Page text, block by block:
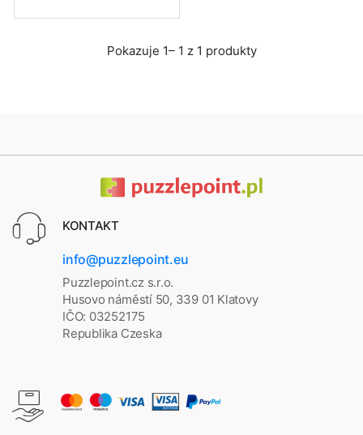
Pokazuje 1– 1 z 1 produkty
KONTAKT
info@puzzlepoint.eu
Puzzlepoint.cz s.r.o.
Husovo náměstí 50, 339 01 Klatovy
IČO: 03252175
Republika Czeska